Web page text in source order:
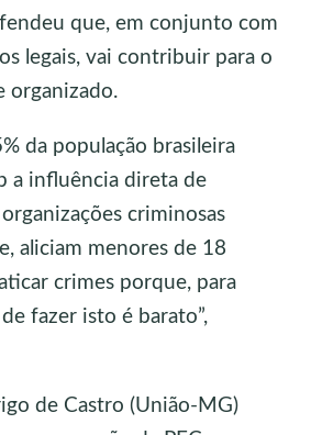
que, em conjunto com
legais, vai contribuir para o
organizado.
da população brasileira
a influência direta de
criminosas
aliciam menores de 18
crimes porque, para
fazer isto é barato”,
de Castro (União-MG)